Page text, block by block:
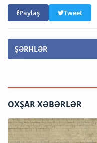
Paylaş Tweet
ŞƏRHLƏR
OXŞAR XƏBƏRLƏR